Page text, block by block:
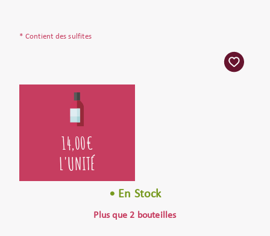
* Contient des sulfites
14,00€
L'UNITÉ
• En Stock
Plus que 2 bouteilles